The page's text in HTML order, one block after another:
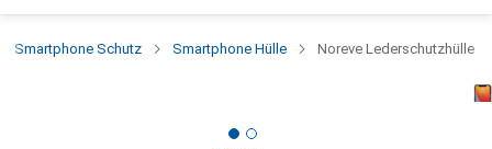
Smartphone Schutz Smartphone Hülle Noreve Lederschutzhülle